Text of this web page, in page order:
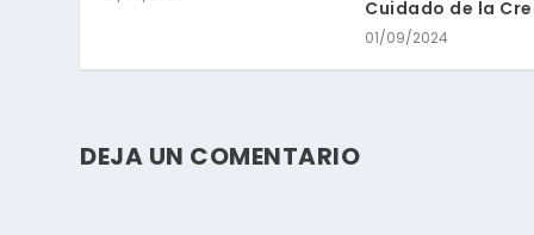
Cuidado de la
01/09/2024
DEJA UN COMENTARIO